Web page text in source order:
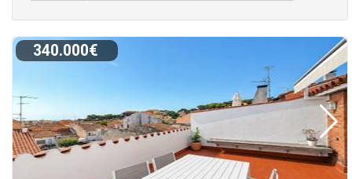
340.000€